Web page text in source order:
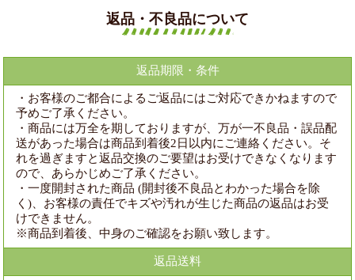
返品・不良品について
返品期限・条件
・お客様のご都合によるご返品にはご対応できかねますので
予めご了承ください。
・商品には万全を期しておりますが、万が一不良品・誤品配
送があった場合は商品到着後2日以内にご連絡ください。そ
れを過ぎますと返品交換のご要望はお受けできなくなります
ので、あらかじめご了承ください。
・一度開封された商品 (開封後不良品とわかった場合を除
く)、お客様の責任でキズや汚れが生じた商品の返品はお受
けできません。
※商品到着後、中身のご確認をお願い致します。
返品送料